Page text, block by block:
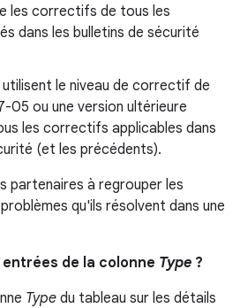
les correctifs de tous les
dans les bulletins de sécurité
utilisent le niveau de correctif de
05 ou une version ultérieure
les correctifs applicables dans
(et les précédents).
partenaires à regrouper les
qu'ils résolvent dans une
de la colonne Type ?
Type du tableau sur les détails